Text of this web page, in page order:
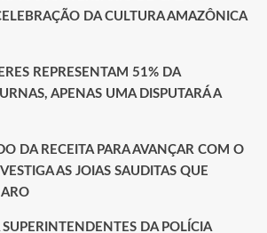
DA CULTURA AMAZÔNICA
REPRESENTAM 51% DA
APENAS UMA DISPUTARÁ A
DA RECEITA PARA AVANÇAR COM O
AS JOIAS SAUDITAS QUE
DA POLÍCIA